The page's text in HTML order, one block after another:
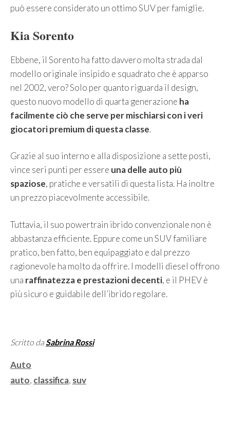
può essere considerato un ottimo SUV per famiglie.
Kia Sorento
Ebbene, il Sorento ha fatto davvero molta strada dal
modello originale insipido e squadrato che è apparso
nel 2002, vero? Solo per quanto riguarda il design,
questo nuovo modello di quarta generazione ha
facilmente ciò che serve per mischiarsi con i veri
giocatori premium di questa classe.
Grazie al suo interno e alla disposizione a sette posti,
vince seri punti per essere una delle auto più
spaziose, pratiche e versatili di questa lista. Ha inoltre
un prezzo piacevolmente accessibile.
Tuttavia, il suo powertrain ibrido convenzionale non è
abbastanza efficiente. Eppure come un SUV familiare
pratico, ben fatto, ben equipaggiato e dal prezzo
ragionevole ha molto da offrire. I modelli diesel offrono
una raffinatezza e prestazioni decenti, e il PHEV è
più sicuro e guidabile dell’ibrido regolare.
Scritto daSabrina Rossi
Categorie
Auto
Tag
auto, classifica, suv